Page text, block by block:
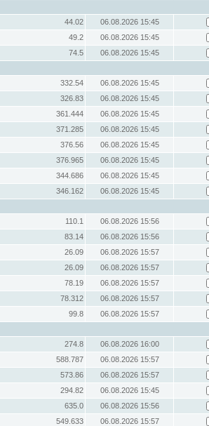
44.02
06.08.2026 15:45
49.2
06.08.2026 15:45
74.5
06.08.2026 15:45
332.54
06.08.2026 15:45
326.83
06.08.2026 15:45
361.444
06.08.2026 15:45
371.285
06.08.2026 15:45
376.56
06.08.2026 15:45
376.965
06.08.2026 15:45
344.686
06.08.2026 15:45
346.162
06.08.2026 15:45
110.1
06.08.2026 15:56
83.14
06.08.2026 15:56
26.09
06.08.2026 15:57
26.09
06.08.2026 15:57
78.19
06.08.2026 15:57
78.312
06.08.2026 15:57
99.8
06.08.2026 15:57
274.8
06.08.2026 16:00
588.787
06.08.2026 15:57
573.86
06.08.2026 15:57
294.82
06.08.2026 15:45
635.0
06.08.2026 15:56
549.633
06.08.2026 15:57